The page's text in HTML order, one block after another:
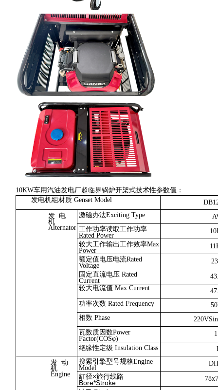
10KW车用汽油发电厂超临界锅炉开架式技术性参数值：
发电机组材质 Genset Model
发 电
机
Alternator
激磁办法Exciting Type
工作功率读取工作功率
Rated Power
较大工作输出工作效率Max
Power
额定值电压电流Rated
Voltage
固定直流电压 Rated
Current
较大电流值 Max Current
功率次数 Rated Frequency
相数 Phase
瓦数质因数Power
Factor(COSφ)
绝缘性定级 Insulation Class
发 动
机
Engine
搜索引擎型号规格Engine
Model
缸径×旅行线路
Bore*Stroke